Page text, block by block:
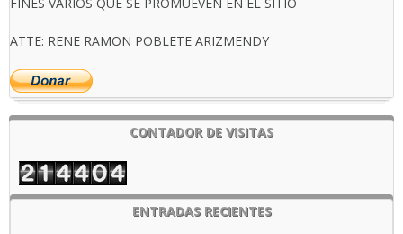
ATTE: RENE RAMON POBLETE ARIZMENDY
CONTADOR DE VISITAS
ENTRADAS RECIENTES